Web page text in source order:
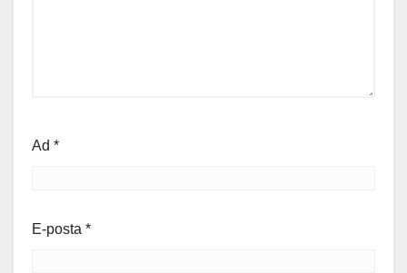
Ad *
E-posta *